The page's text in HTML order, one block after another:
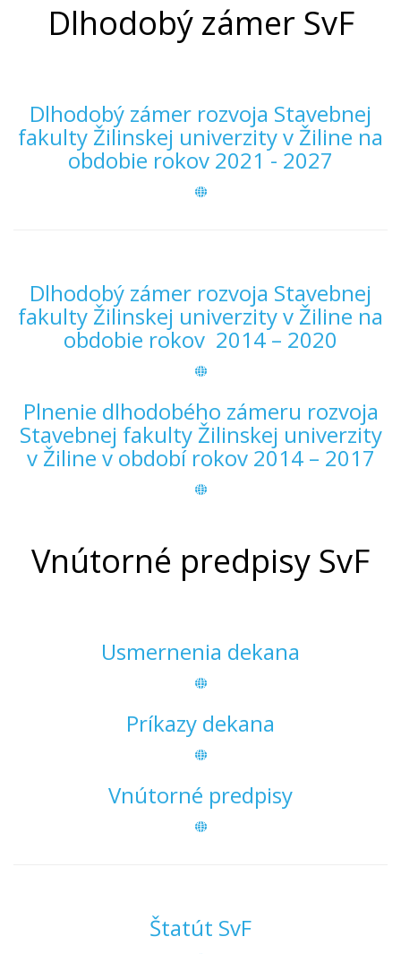
Dlhodobý zámer SvF
Dlhodobý zámer rozvoja Stavebnej
fakulty Žilinskej univerzity v Žiline na
obdobie rokov 2021 - 2027
Dlhodobý zámer rozvoja Stavebnej
fakulty Žilinskej univerzity v Žiline na
obdobie rokov 2014 – 2020
Plnenie dlhodobého zámeru rozvoja
Stavebnej fakulty Žilinskej univerzity
v Žiline v období rokov 2014 – 2017
Vnútorné predpisy SvF
Usmernenia dekana
Príkazy dekana
Vnútorné predpisy
Štatút SvF